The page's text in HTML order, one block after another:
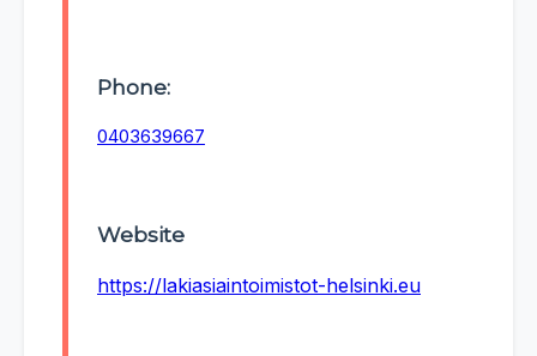
Phone:
0403639667
Website
https://lakiasiaintoimistot-helsinki.eu